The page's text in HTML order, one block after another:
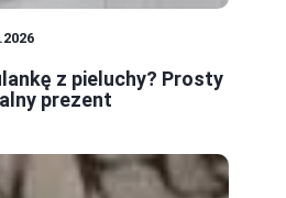
z pieluchy? Prosty
prezent